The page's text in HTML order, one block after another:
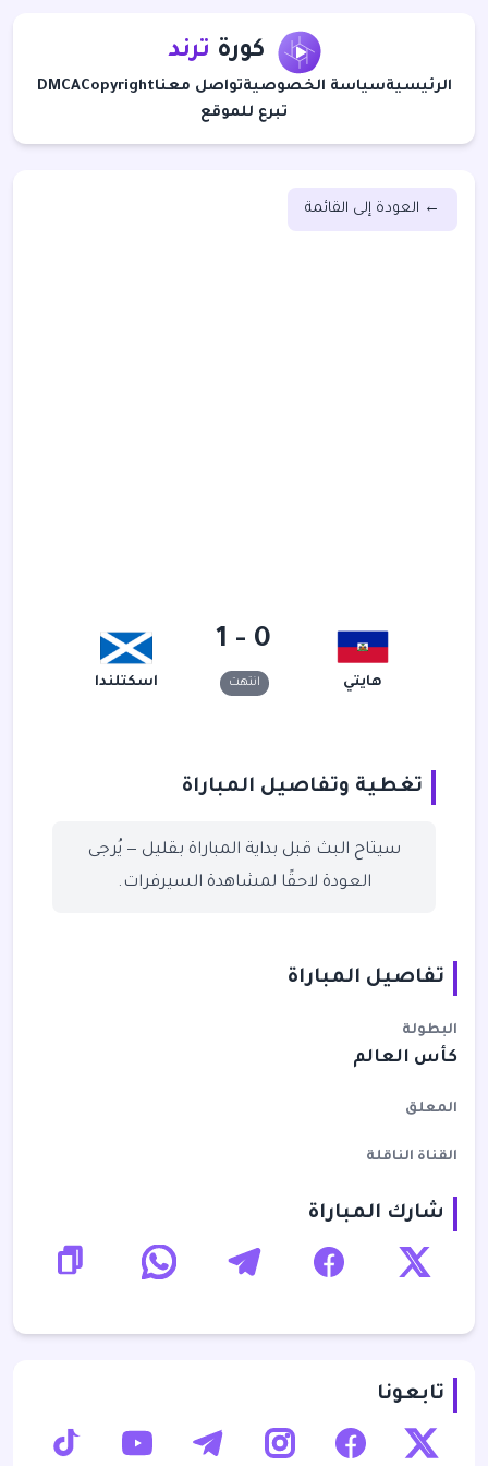
كورة ترند
الرئيسيةسياسة الخصوصيةتواصل معناCopyright
DMCA
تبرع للموقع
← العودة إلى القائمة
هايتي
0 - 1
انتهت اسكتلندا
تغطية وتفاصيل المباراة
سيتاح البث قبل بداية المباراة بقليل — يُرجى
العودة لاحقًا لمشاهدة السيرفرات.
تفاصيل المباراة
البطولة
كأس العالم
المعلق
القناة الناقلة
شارك المباراة
تابعونا